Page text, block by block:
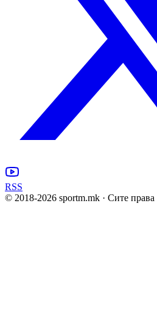
RSS
© 2018-2026 sportm.mk · Сите